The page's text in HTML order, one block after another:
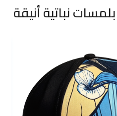
نباتية أنيقة